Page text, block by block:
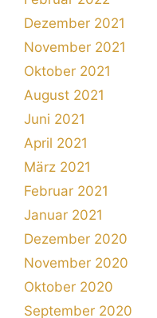
Dezember 2021
November 2021
Oktober 2021
August 2021
Juni 2021
April 2021
März 2021
Februar 2021
Januar 2021
Dezember 2020
November 2020
Oktober 2020
September 2020